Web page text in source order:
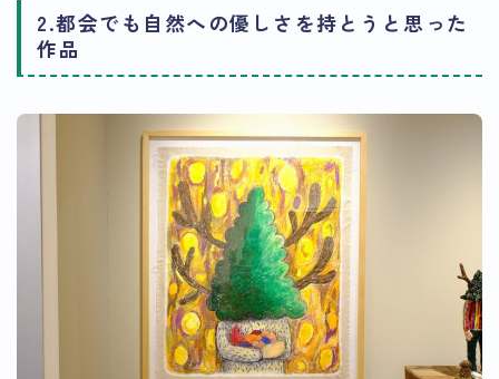
2.都会でも自然への優しさを持とうと思った
作品